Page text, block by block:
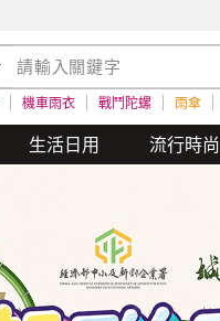
機車雨衣 戰鬥陀螺 雨傘
生活日用 流行時尚